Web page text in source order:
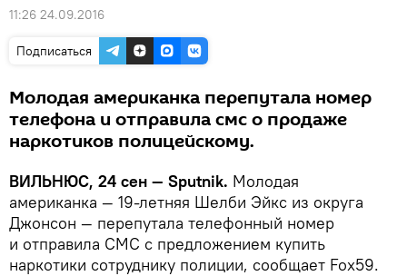
11:26 24.09.2016
Подписаться
Молодая американка перепутала номер
телефона и отправила смс о продаже
наркотиков полицейскому.
ВИЛЬНЮС, 24 сен — Sputnik. Молодая
американка — 19-летняя Шелби Эйкс из округа
Джонсон — перепутала телефонный номер
и отправила СМС с предложением купить
наркотики сотруднику полиции, сообщает Fox59.